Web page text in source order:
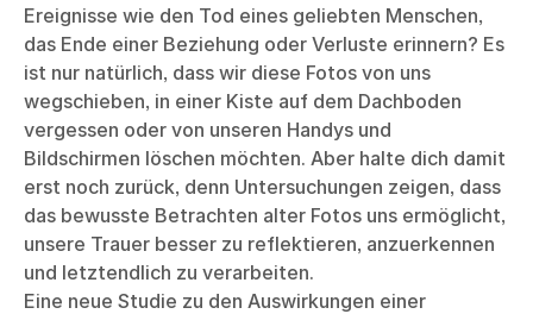
Ereignisse wie den Tod eines geliebten Menschen,
das Ende einer Beziehung oder Verluste erinnern? Es
ist nur natürlich, dass wir diese Fotos von uns
wegschieben, in einer Kiste auf dem Dachboden
vergessen oder von unseren Handys und
Bildschirmen löschen möchten. Aber halte dich damit
erst noch zurück, denn Untersuchungen zeigen, dass
das bewusste Betrachten alter Fotos uns ermöglicht,
unsere Trauer besser zu reflektieren, anzuerkennen
und letztendlich zu verarbeiten.
Eine neue Studie zu den Auswirkungen einer